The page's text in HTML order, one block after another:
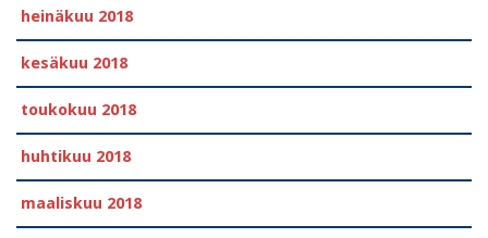
heinäkuu 2018
kesäkuu 2018
toukokuu 2018
huhtikuu 2018
maaliskuu 2018